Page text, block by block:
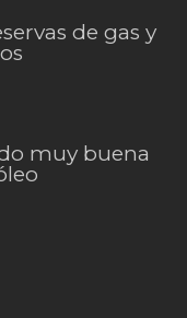
de gas y
muy buena